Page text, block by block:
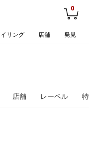
0
リング 店舗 発見
店舗 レーベル